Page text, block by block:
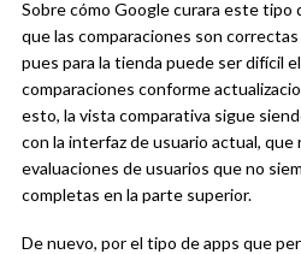
Sobre cómo Google curara este tipo
que las comparaciones son
pues para la tienda puede ser difícil
comparaciones conforme
esto, la vista comparativa sigue
con la interfaz de usuario actual,
evaluaciones de usuarios que no
completas en la parte superior.
De nuevo, por el tipo de apps que